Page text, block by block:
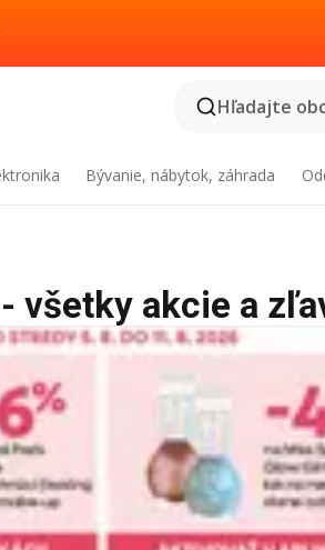
Hľadajte
Bývanie, nábytok, záhrada
všetky akcie a